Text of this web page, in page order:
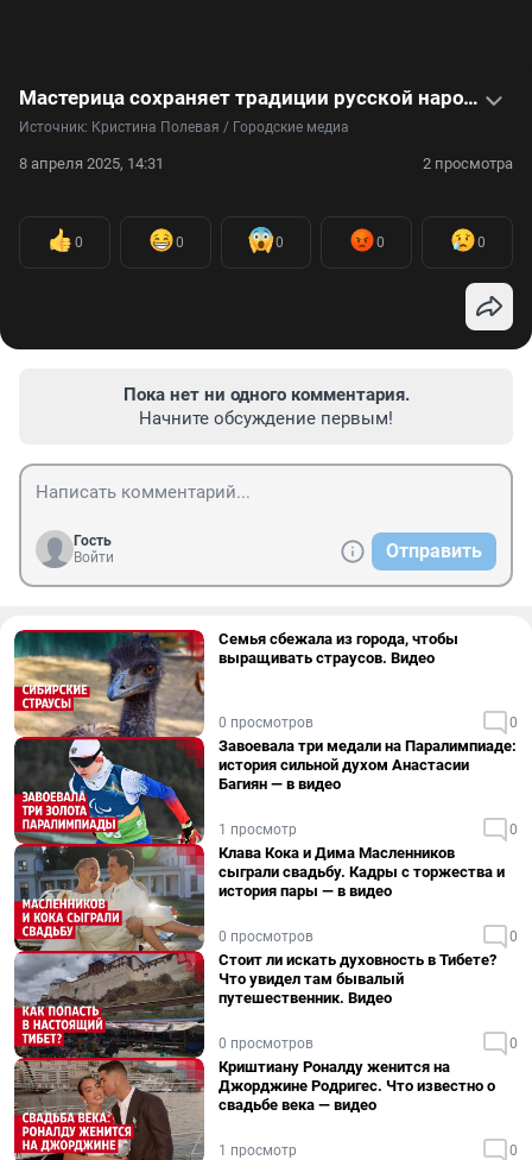
Мастерица сохраняет традиции русской народной куклы — видео
Источник: Кристина Полевая / Городские медиа
8 апреля 2025, 14:31 2 просмотра
0 0 0 0 0
Пока нет ни одного комментария.
Начните обсуждение первым!
Гость
Войти
Отправить
Семья сбежала из города, чтобы
выращивать страусов. Видео
0 просмотров 0
Завоевала три медали на Паралимпиаде:
история сильной духом Анастасии
Багиян — в видео
1 просмотр 0
Клава Кока и Дима Масленников
сыграли свадьбу. Кадры с торжества и
история пары — в видео
0 просмотров 0
Стоит ли искать духовность в Тибете?
Что увидел там бывалый
путешественник. Видео
0 просмотров 0
Криштиану Роналду женится на
Джорджине Родригес. Что известно о
свадьбе века — видео
1 просмотр 0